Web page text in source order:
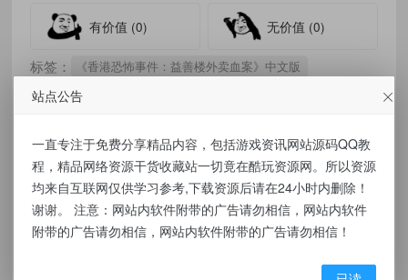
有价值 (0) 无价值 (0)
标签： 《香港恐怖事件：益善楼外卖血案》中文版
免责声明：
本站提供的资源，都来自网络，版权争议与本
站无关，所有内容及软件的文章仅限用于学习
站点公告
一直专注于免费分享精品内容，包括游戏资讯网站源码QQ教
程，精品网络资源干货收藏站一切竟在酷玩资源网。所以资源
均来自互联网仅供学习参考,下载资源后请在24小时内删除！
谢谢。 注意：网站内软件附带的广告请勿相信，网站内软件
附带的广告请勿相信，网站内软件附带的广告请勿相信！